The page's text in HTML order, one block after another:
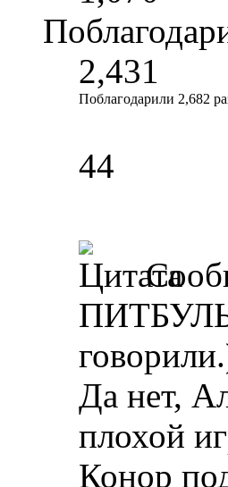
2,431
Поблагодарили 2,682
44
ПИТБУЛЬ,
Да нет,
плохой
Конор